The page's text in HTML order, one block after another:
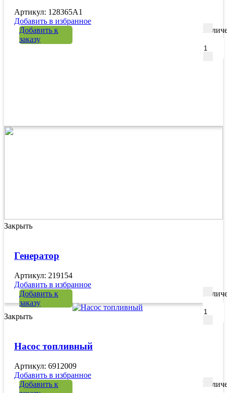
Артикул: 128365A1
Добавить в избранное
Добавить к
заказу
Закрыть
Генератор
Артикул: 219154
Добавить в избранное
Добавить к
заказу
Закрыть
Насос топливный
Артикул: 6912009
Добавить в избранное
Добавить к